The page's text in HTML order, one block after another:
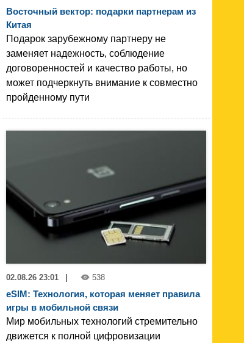
Восточный вектор: подарки партнерам из
Китая
Подарок зарубежному партнеру не
заменяет надежность, соблюдение
договоренностей и качество работы, но
может подчеркнуть внимание к совместно
пройденному пути
02.08.26 23:01 538
eSIM: Технология, которая меняет правила
игры в мобильной связи
Мир мобильных технологий стремительно
движется к полной цифровизации